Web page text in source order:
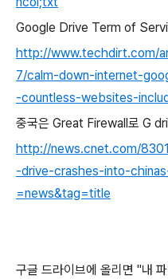
Google Drive Term of
http://www.techdirt.com/
7/calm-down-internet-
-countless-websites-
중국은 Great Firewall로 G
http://news.cnet.com/
-drive-crashes-into-
=news&tag=title
구글 드라이브에 올리면 "내